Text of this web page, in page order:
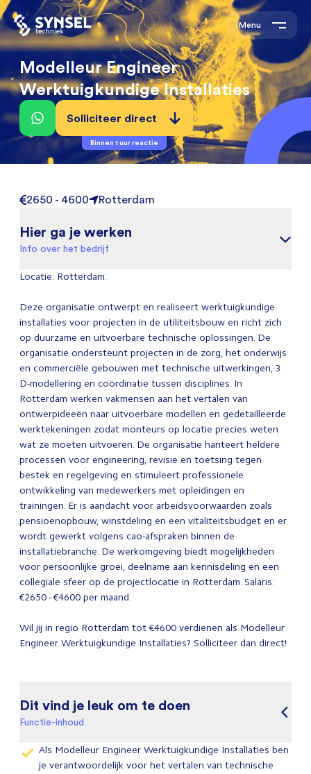
Menu
Modelleur Engineer
Werktuigkundige Installaties
Solliciteer direct
Binnen 1 uur reactie
2650 - 4600 Rotterdam
Hier ga je werken
Info over het bedrijf
Locatie: Rotterdam.
Deze organisatie ontwerpt en realiseert werktuigkundige
installaties voor projecten in de utiliteitsbouw en richt zich
op duurzame en uitvoerbare technische oplossingen. De
organisatie ondersteunt projecten in de zorg, het onderwijs
en commerciële gebouwen met technische uitwerkingen, 3.
D-modellering en coördinatie tussen disciplines. In
Rotterdam werken vakmensen aan het vertalen van
ontwerpideeën naar uitvoerbare modellen en gedetailleerde
werktekeningen zodat monteurs op locatie precies weten
wat ze moeten uitvoeren. De organisatie hanteert heldere
processen voor engineering, revisie en toetsing tegen
bestek en regelgeving en stimuleert professionele
ontwikkeling van medewerkers met opleidingen en
trainingen. Er is aandacht voor arbeidsvoorwaarden zoals
pensioenopbouw, winstdeling en een vitaliteitsbudget en er
wordt gewerkt volgens cao-afspraken binnen de
installatiebranche. De werkomgeving biedt mogelijkheden
voor persoonlijke groei, deelname aan kennisdeling en een
collegiale sfeer op de projectlocatie in Rotterdam. Salaris:
€2650 - €4600 per maand.
Wil jij in regio Rotterdam tot €4600 verdienen als Modelleur
Engineer Werktuigkundige Installaties? Solliciteer dan direct!
Dit vind je leuk om te doen
Functie-inhoud
Als Modelleur Engineer Werktuigkundige Installaties ben
je verantwoordelijk voor het vertalen van technische